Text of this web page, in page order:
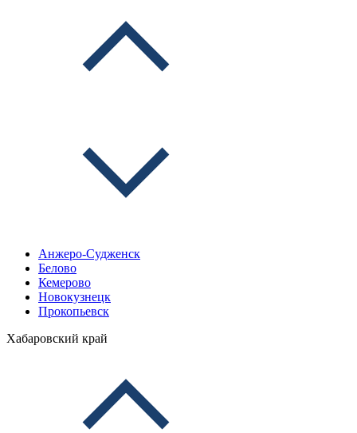
Анжеро-Судженск
Белово
Кемерово
Новокузнецк
Прокопьевск
Хабаровский край